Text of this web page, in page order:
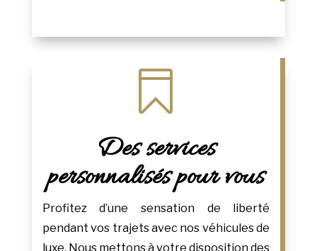

Des services
personnalisés pour vous
Profitez d’une sensation de liberté
pendant vos trajets avec nos véhicules de
luxe. Nous mettons à votre disposition des